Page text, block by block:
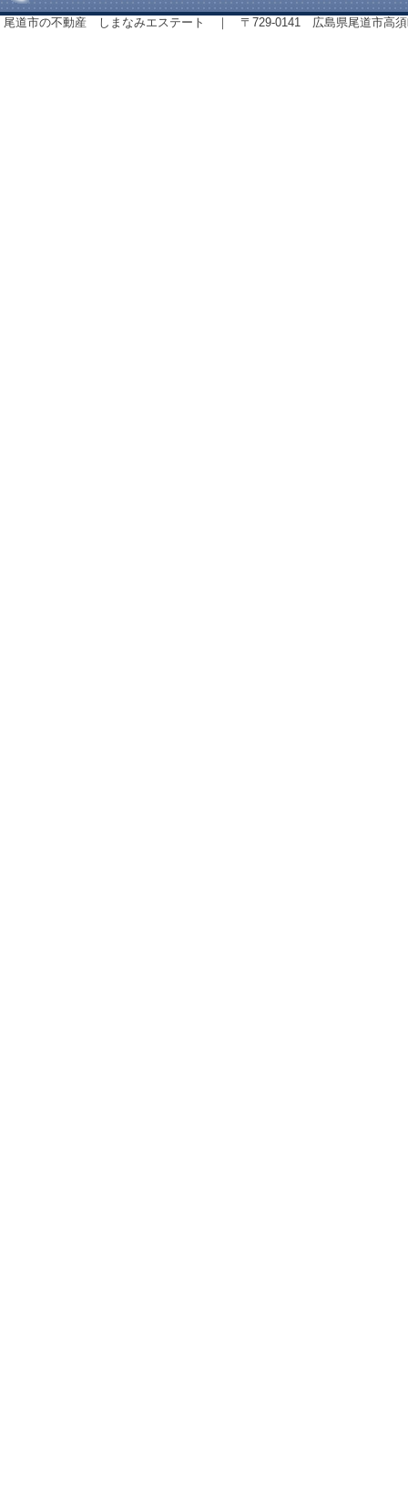
尾道市の不動産 しまなみエステート ｜ 〒729-0141 広島県尾道市高